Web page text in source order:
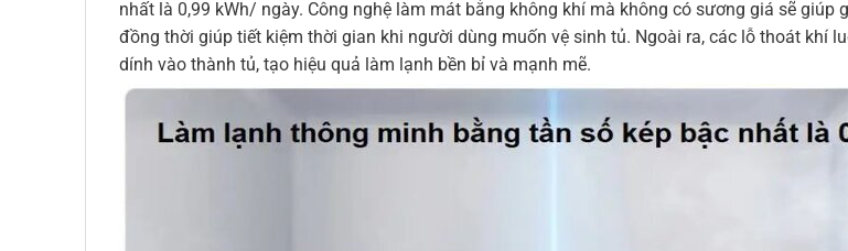
nhất là 0,99 kWh/ ngày. Công nghệ làm mát bằng không khí mà không có sương giá sẽ
đồng thời giúp tiết kiệm thời gian khi người dùng muốn vệ sinh tủ. Ngoài ra, các lỗ thoát khí
dính vào thành tủ, tạo hiệu quả làm lạnh bền bỉ và mạnh mẽ.